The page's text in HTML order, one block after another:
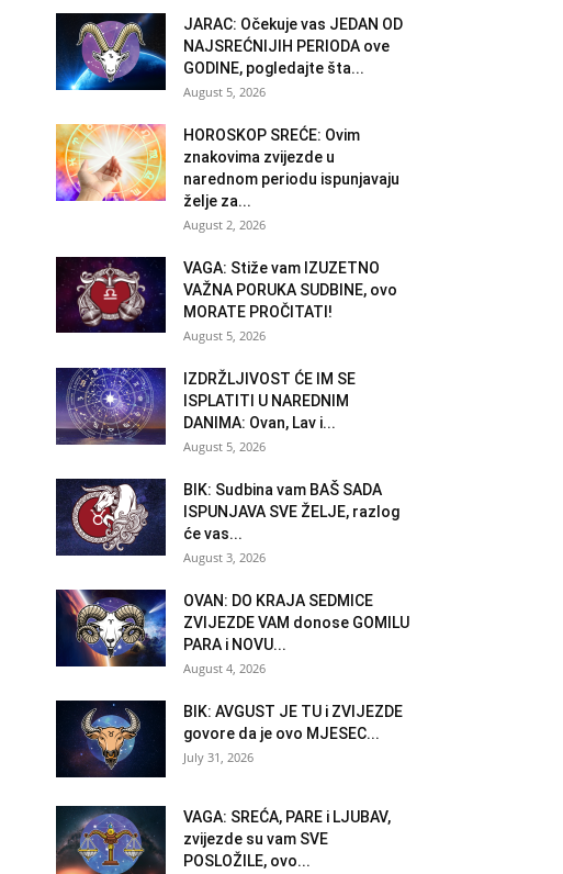
JARAC: Očekuje vas JEDAN OD
NAJSREĆNIJIH PERIODA ove
GODINE, pogledajte šta...
August 5, 2026
HOROSKOP SREĆE: Ovim
znakovima zvijezde u
narednom periodu ispunjavaju
želje za...
August 2, 2026
VAGA: Stiže vam IZUZETNO
VAŽNA PORUKA SUDBINE, ovo
MORATE PROČITATI!
August 5, 2026
IZDRŽLJIVOST ĆE IM SE
ISPLATITI U NAREDNIM
DANIMA: Ovan, Lav i...
August 5, 2026
BIK: Sudbina vam BAŠ SADA
ISPUNJAVA SVE ŽELJE, razlog
će vas...
August 3, 2026
OVAN: DO KRAJA SEDMICE
ZVIJEZDE VAM donose GOMILU
PARA i NOVU...
August 4, 2026
BIK: AVGUST JE TU i ZVIJEZDE
govore da je ovo MJESEC...
July 31, 2026
VAGA: SREĆA, PARE i LJUBAV,
zvijezde su vam SVE
POSLOŽILE, ovo...